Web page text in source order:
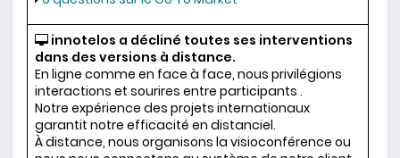
innotelos a décliné toutes ses interventions
dans des versions à distance.
En ligne comme en face à face, nous privilégions
interactions et sourires entre participants .
Notre expérience des projets internationaux
garantit notre efficacité en distanciel.
À distance, nous organisons la visioconférence ou